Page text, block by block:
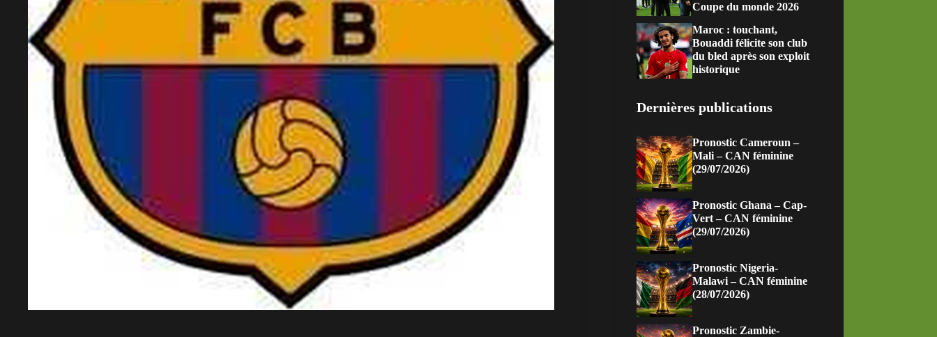
Coupe du monde 2026
Maroc : touchant,
Bouaddi félicite son club
du bled après son exploit
historique
Dernières publications
Pronostic Cameroun –
Mali – CAN féminine
(29/07/2026)
Pronostic Ghana – Cap-
Vert – CAN féminine
(29/07/2026)
Pronostic Nigeria-
Malawi – CAN féminine
(28/07/2026)
Pronostic Zambie-